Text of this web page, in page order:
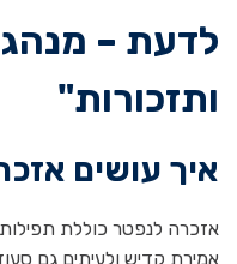
לדעת –
ותזכורות"
איך עושים
אזכרה לנפטר כוללת
אמירת קדיש ולעיתים גם